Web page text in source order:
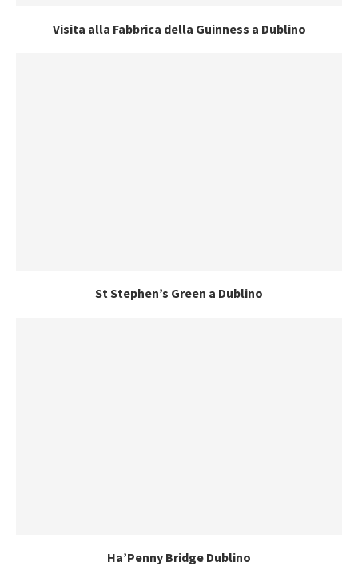
Visita alla Fabbrica della Guinness a Dublino
St Stephen’s Green a Dublino
Ha’Penny Bridge Dublino